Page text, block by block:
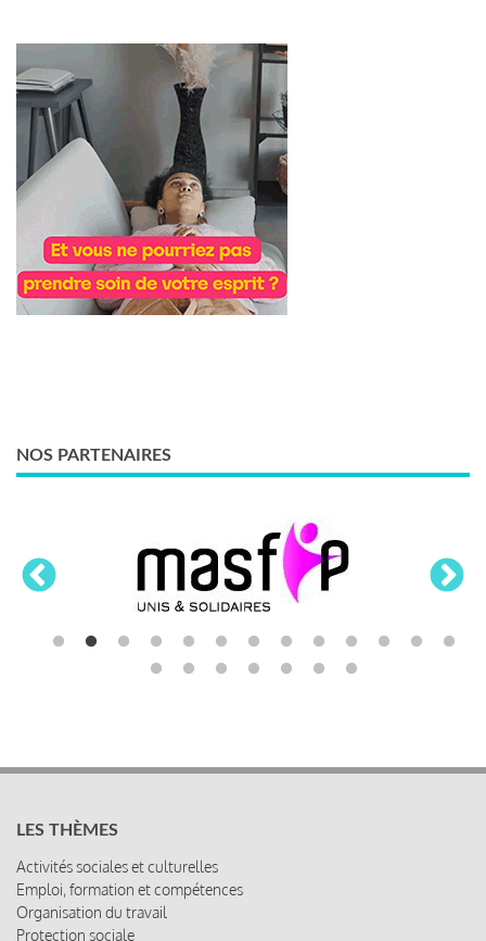
NOS PARTENAIRES
LES THÈMES
Activités sociales et culturelles
Emploi, formation et compétences
Organisation du travail
Protection sociale